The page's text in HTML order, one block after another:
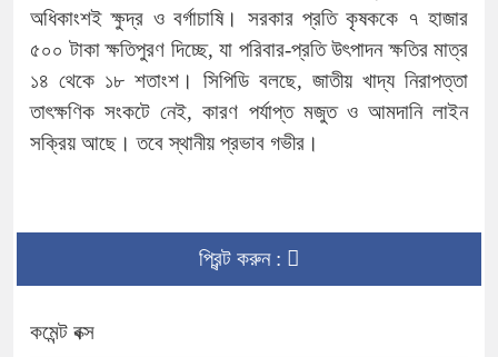
অধিকাংশই ক্ষুদ্র ও বর্গাচাষি। সরকার প্রতি কৃষককে ৭ হাজার
৫০০ টাকা ক্ষতিপুরণ দিচ্ছে, যা পরিবার-প্রতি উৎপাদন ক্ষতির মাত্র
১৪ থেকে ১৮ শতাংশ। সিপিডি বলছে, জাতীয় খাদ্য নিরাপত্তা
তাৎক্ষণিক সংকটে নেই, কারণ পর্যাপ্ত মজুত ও আমদানি লাইন
সক্রিয় আছে। তবে স্থানীয় প্রভাব গভীর।
প্রিন্ট করুন :
কমেন্ট বক্স